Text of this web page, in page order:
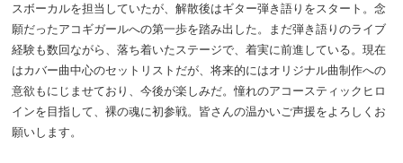
スボーカルを担当していたが、解散後はギター弾き語りをスタート。念
願だったアコギガールへの第一歩を踏み出した。まだ弾き語りのライブ
経験も数回ながら、落ち着いたステージで、着実に前進している。現在
はカバー曲中心のセットリストだが、将来的にはオリジナル曲制作への
意欲もにじませており、今後が楽しみだ。憧れのアコースティックヒロ
インを目指して、裸の魂に初参戦。皆さんの温かいご声援をよろしくお
願いします。